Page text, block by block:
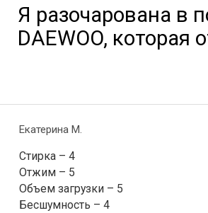
Я разочарована в
DAEWOO, которая
Екатерина М.
Стирка – 4
Отжим – 5
Объем загрузки – 5
Бесшумность – 4